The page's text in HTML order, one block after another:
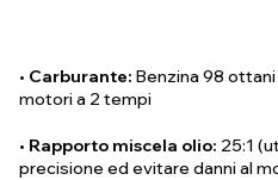
• Carburante: Benzina 98
motori a 2 tempi
• Rapporto miscela olio: 25:1
precisione ed evitare danni al